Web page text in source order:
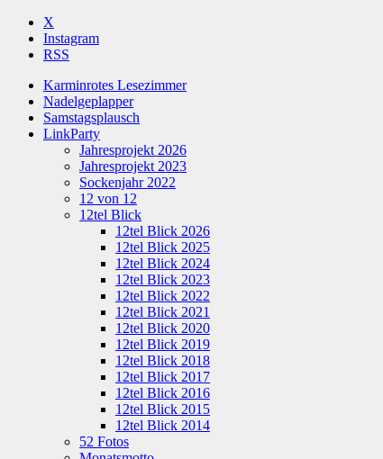
X
Instagram
RSS
Karminrotes Lesezimmer
Nadelgeplapper
Samstagsplausch
LinkParty
Jahresprojekt 2026
Jahresprojekt 2023
Sockenjahr 2022
12 von 12
12tel Blick
12tel Blick 2026
12tel Blick 2025
12tel Blick 2024
12tel Blick 2023
12tel Blick 2022
12tel Blick 2021
12tel Blick 2020
12tel Blick 2019
12tel Blick 2018
12tel Blick 2017
12tel Blick 2016
12tel Blick 2015
12tel Blick 2014
52 Fotos